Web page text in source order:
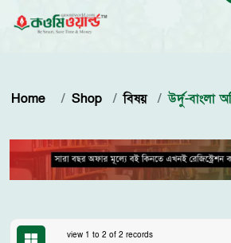
Home Shop বিষয় উর্দু-বাংলা
view 1 to 2 of 2 records